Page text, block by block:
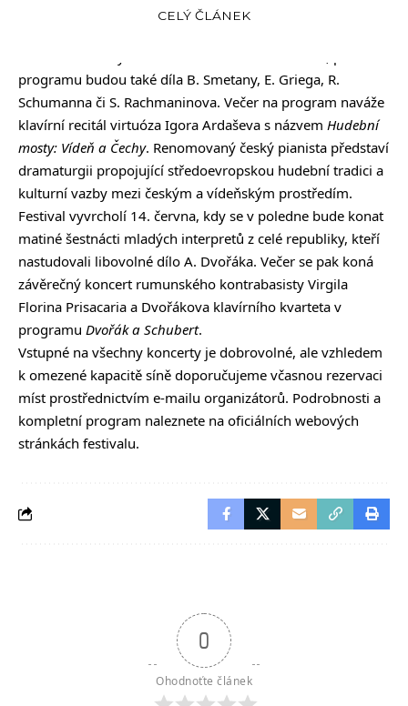
se představí nejtalentovanější vítězové soutěže Antonín
programu budou také díla B. Smetany, E. Griega, R.
Schumanna či S. Rachmaninova. Večer na program naváže
klavírní recitál virtuóza Igora Ardaševa s názvem Hudební
mosty: Vídeň a Čechy. Renomovaný český pianista představí
dramaturgii propojující středoevropskou hudební tradici a
kulturní vazby mezi českým a vídeňským prostředím.
Festival vyvrcholí 14. června, kdy se v poledne bude konat
matiné šestnácti mladých interpretů z celé republiky, kteří
nastudovali libovolné dílo A. Dvořáka. Večer se pak koná
závěrečný koncert rumunského kontrabasisty Virgila
Florina Prisacaria a Dvořákova klavírního kvarteta v
programu Dvořák a Schubert.
Vstupné na všechny koncerty je dobrovolné, ale vzhledem
k omezené kapacitě síně doporučujeme včasnou rezervaci
míst prostřednictvím e-mailu organizátorů. Podrobnosti a
kompletní program naleznete na oficiálních webových
stránkách festivalu.
0
Ohodnoťte článek
CELÝ ČLÁNEK